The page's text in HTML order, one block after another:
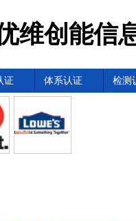
维创能信
证 体系认证 检测